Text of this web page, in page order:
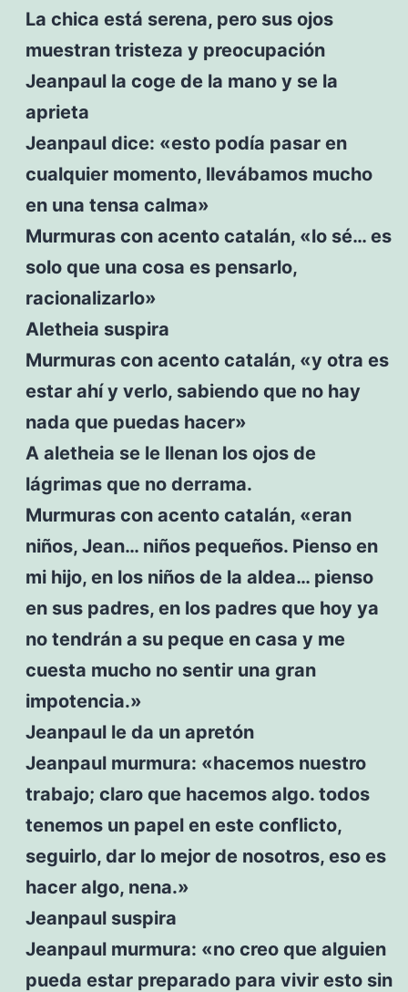
La chica está serena, pero sus ojos
muestran tristeza y preocupación
Jeanpaul la coge de la mano y se la
aprieta
Jeanpaul dice: «esto podía pasar en
cualquier momento, llevábamos mucho
en una tensa calma»
Murmuras con acento catalán, «lo sé… es
solo que una cosa es pensarlo,
racionalizarlo»
Aletheia suspira
Murmuras con acento catalán, «y otra es
estar ahí y verlo, sabiendo que no hay
nada que puedas hacer»
A aletheia se le llenan los ojos de
lágrimas que no derrama.
Murmuras con acento catalán, «eran
niños, Jean… niños pequeños. Pienso en
mi hijo, en los niños de la aldea… pienso
en sus padres, en los padres que hoy ya
no tendrán a su peque en casa y me
cuesta mucho no sentir una gran
impotencia.»
Jeanpaul le da un apretón
Jeanpaul murmura: «hacemos nuestro
trabajo; claro que hacemos algo. todos
tenemos un papel en este conflicto,
seguirlo, dar lo mejor de nosotros, eso es
hacer algo, nena.»
Jeanpaul suspira
Jeanpaul murmura: «no creo que alguien
pueda estar preparado para vivir esto sin